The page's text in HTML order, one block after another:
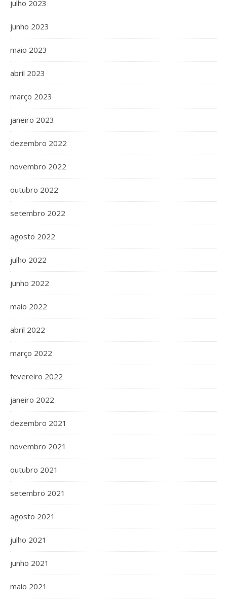
julho 2023
junho 2023
maio 2023
abril 2023
março 2023
janeiro 2023
dezembro 2022
novembro 2022
outubro 2022
setembro 2022
agosto 2022
julho 2022
junho 2022
maio 2022
abril 2022
março 2022
fevereiro 2022
janeiro 2022
dezembro 2021
novembro 2021
outubro 2021
setembro 2021
agosto 2021
julho 2021
junho 2021
maio 2021